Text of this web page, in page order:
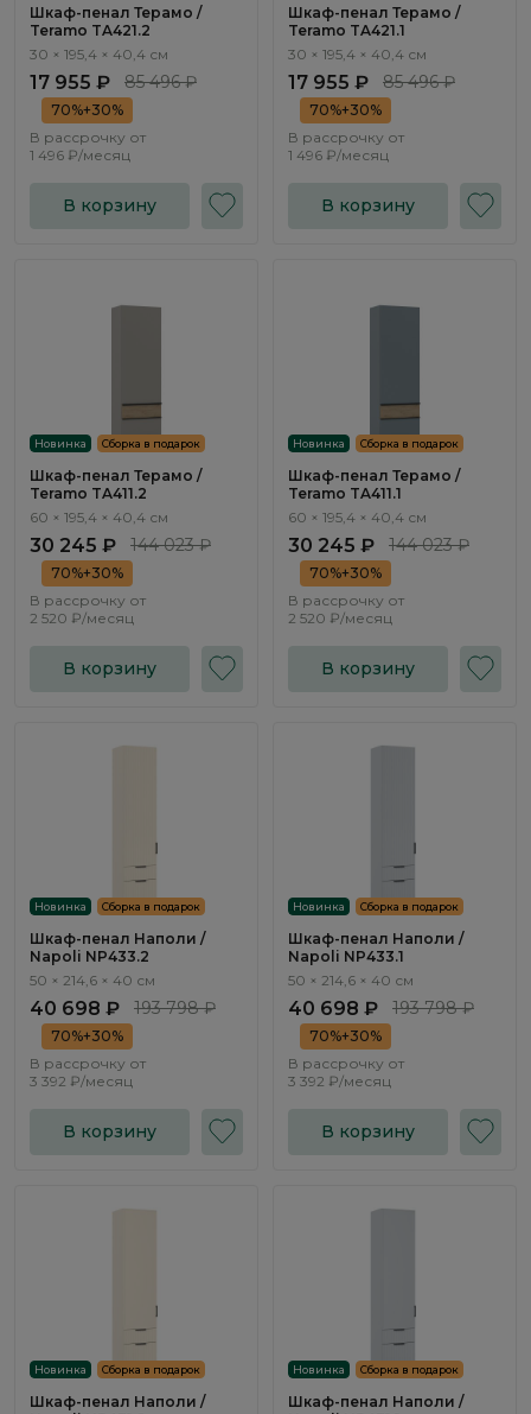
Шкаф-пенал Терамо /
Teramo TA421.2
30 × 195,4 × 40,4 см
17 955 ₽ 85 496 ₽
70%+30%
В рассрочку от
1 496 ₽/месяц
В корзину
Шкаф-пенал Терамо /
Teramo TA421.1
30 × 195,4 × 40,4 см
17 955 ₽ 85 496 ₽
70%+30%
В рассрочку от
1 496 ₽/месяц
В корзину
Новинка Сборка в подарок
Шкаф-пенал Терамо /
Teramo TA411.2
60 × 195,4 × 40,4 см
30 245 ₽ 144 023 ₽
70%+30%
В рассрочку от
2 520 ₽/месяц
В корзину
Новинка Сборка в подарок
Шкаф-пенал Терамо /
Teramo TA411.1
60 × 195,4 × 40,4 см
30 245 ₽ 144 023 ₽
70%+30%
В рассрочку от
2 520 ₽/месяц
В корзину
Новинка Сборка в подарок
Шкаф-пенал Наполи /
Napoli NP433.2
50 × 214,6 × 40 см
40 698 ₽ 193 798 ₽
70%+30%
В рассрочку от
3 392 ₽/месяц
В корзину
Новинка Сборка в подарок
Шкаф-пенал Наполи /
Napoli NP433.1
50 × 214,6 × 40 см
40 698 ₽ 193 798 ₽
70%+30%
В рассрочку от
3 392 ₽/месяц
В корзину
Новинка Сборка в подарок
Шкаф-пенал Наполи /
Новинка Сборка в подарок
Шкаф-пенал Наполи /